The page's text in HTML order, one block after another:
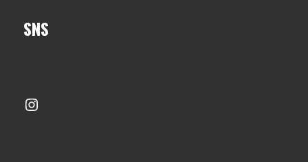
SNS
Instagram